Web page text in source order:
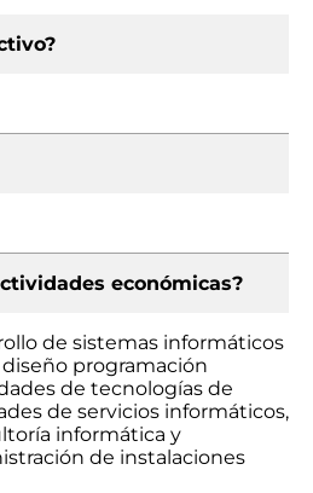
económicas?
de sistemas informáticos
programación
de tecnologías de
de servicios informáticos,
informática y
de instalaciones